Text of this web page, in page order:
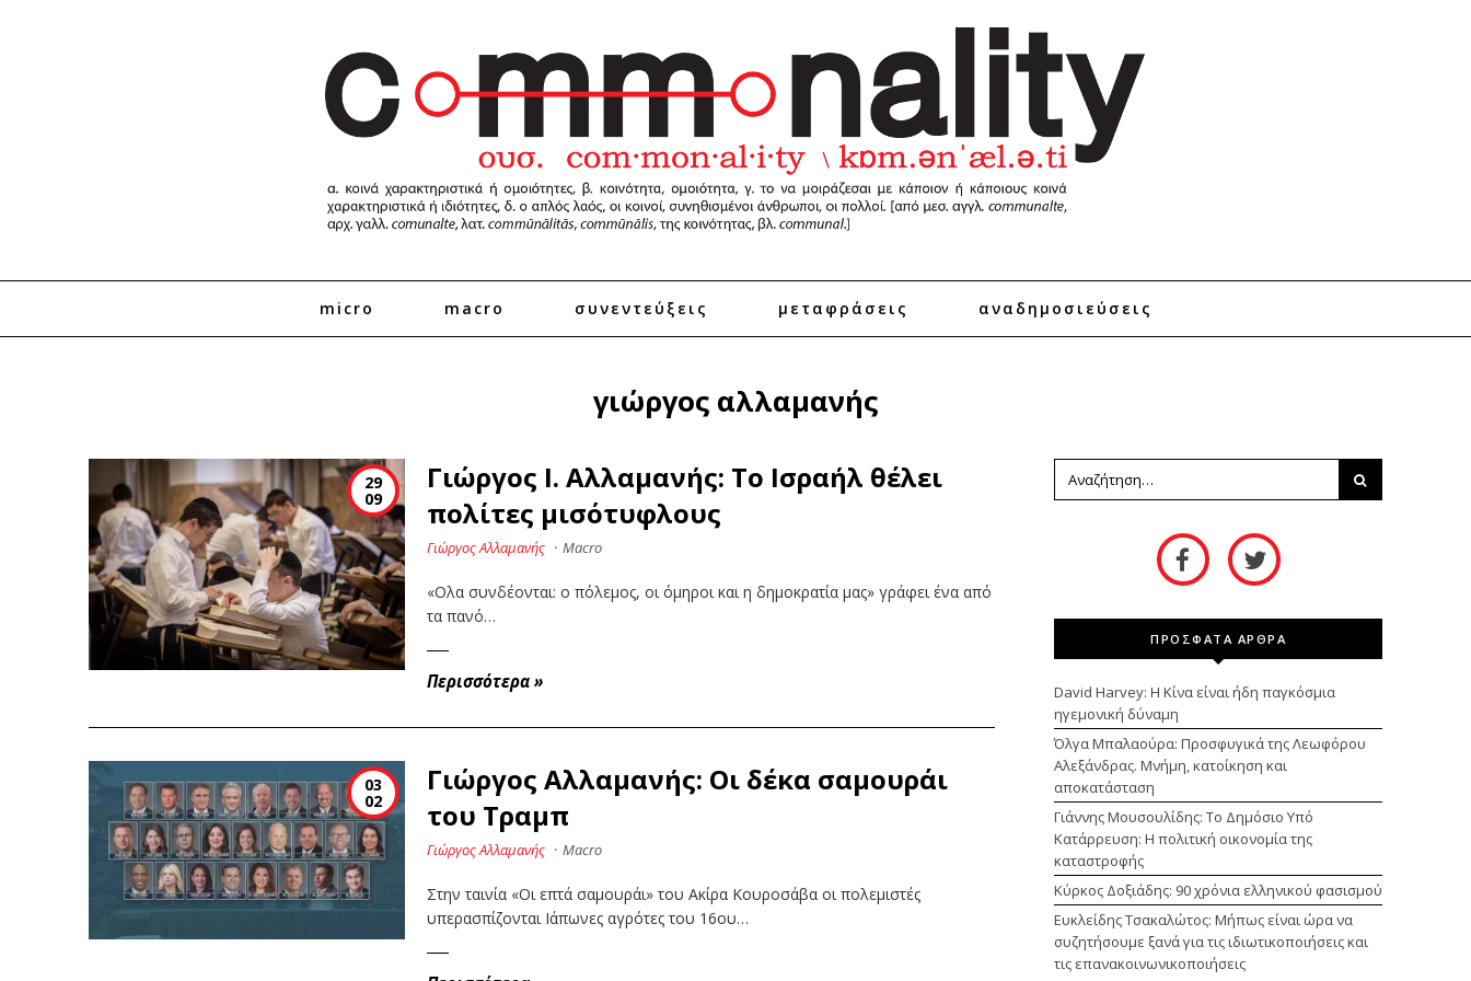
micro macro συνεντεύξεις μεταφράσεις αναδημοσιεύσεις
γιώργος αλλαμανής
29
09
Γιώργος Ι. Αλλαμανής: Το Ισραήλ θέλει
πολίτες μισότυφλους
Γιώργος Αλλαμανής · Macro
«Ολα συνδέονται: ο πόλεμος, οι όμηροι και η δημοκρατία μας» γράφει ένα από
τα πανό…
Περισσότερα»
03
02
Γιώργος Αλλαμανής: Οι δέκα σαμουράι
του Τραμπ
Γιώργος Αλλαμανής · Macro
Στην ταινία «Οι επτά σαμουράι» του Ακίρα Κουροσάβα οι πολεμιστές
υπερασπίζονται Ιάπωνες αγρότες του 16ου…
ΠΡΟΣΦΑΤΑ ΑΡΘΡΑ
David Harvey: Η Κίνα είναι ήδη παγκόσμια
ηγεμονική δύναμη
Όλγα Μπαλαούρα: Προσφυγικά της Λεωφόρου
Αλεξάνδρας. Μνήμη, κατοίκηση και
αποκατάσταση
Γιάννης Μουσουλίδης: Το Δημόσιο Υπό
Κατάρρευση: Η πολιτική οικονομία της
καταστροφής
Κύρκος Δοξιάδης: 90 χρόνια ελληνικού φασισμού
Ευκλείδης Τσακαλώτος: Μήπως είναι ώρα να
συζητήσουμε ξανά για τις ιδιωτικοποιήσεις και
τις επανακοινωνικοποιήσεις